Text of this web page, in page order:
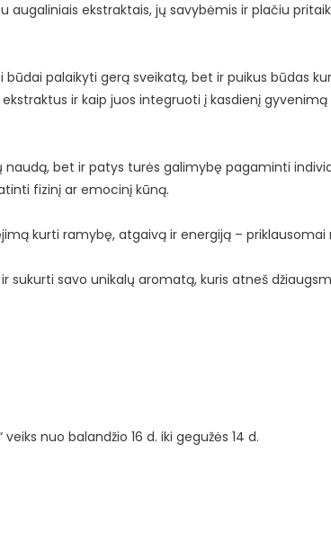
augaliniais ekstraktais, jų savybėmis ir plačiu
palaikyti gerą sveikatą, bet ir puikus būdas
ir kaip juos integruoti į kasdienį gyvenimą
bet ir patys turės galimybę pagaminti
fizinį ar emocinį kūną.
kurti ramybę, atgaivą ir energiją – priklausomai
sukurti savo unikalų aromatą, kuris atneš
nuo balandžio 16 d. iki gegužės 14 d.